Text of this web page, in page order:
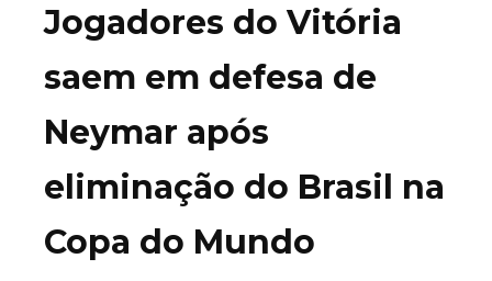
Jogadores do Vitória
saem em defesa de
Neymar após
eliminação do Brasil na
Copa do Mundo